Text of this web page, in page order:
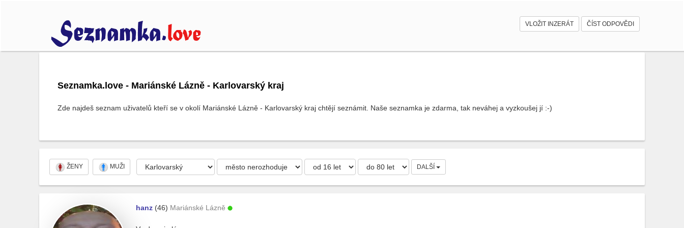
VLOŽIT INZERÁT ČÍST ODPOVĚDI
Seznamka.love - Mariánské Lázně - Karlovarský kraj
Zde najdeš seznam uživatelů kteří se v okolí Mariánské Lázně - Karlovarský kraj chtějí seznámit. Naše seznamka je zdarma, tak neváhej a vyzkoušej jí :-)
ŽENY MUŽI DALŠÍ
hanz (46) Mariánské Lázně